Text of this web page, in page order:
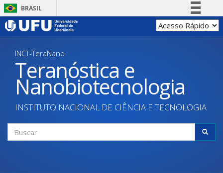
Pular
para
BRASIL
Simplifique!
Acesso à informação
Legislação
Canais
INCT-TeraNano
Teranóstica e
Nanobiotecnologia
INSTITUTO NACIONAL DE CIÊNCIA E TECNOLOGIA
Formulário